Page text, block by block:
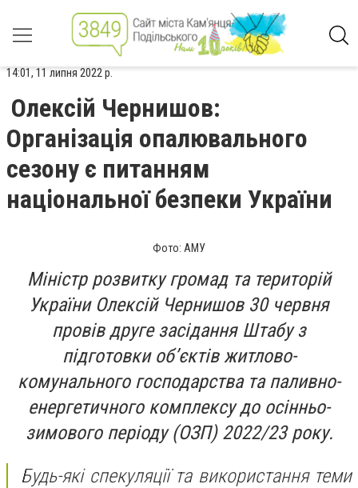
14:01, 11 липня 2022 р.
Олексій Чернишов:
Організація опалювального
сезону є питанням
національної безпеки України
Фото: АМУ
Міністр розвитку громад та територій
України Олексій Чернишов 30 червня
провів друге засідання Штабу з
підготовки об’єктів житлово-
комунального господарства та паливно-
енергетичного комплексу до осінньо-
зимового періоду (ОЗП) 2022/23 року.
Будь-які спекуляції та використання теми